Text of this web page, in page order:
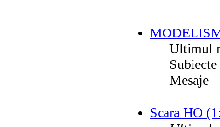
Ultimul
Subiecte
Mesaje
Scara HO